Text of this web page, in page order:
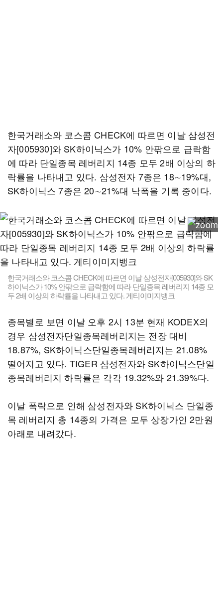
한국거래소와 코스콤 CHECK에 따르면 이날 삼성전
자[005930]와 SK하이닉스가 10% 안팎으로 급락함
에 따라 단일종목 레버리지 14종 모두 2배 이상의 하
락률을 나타내고 있다. 삼성전자 7종은 18∼19%대,
SK하이닉스 7종은 20∼21%대 낙폭을 기록 중이다.
한국거래소와 코스콤 CHECK에 따르면 이날 삼성전자[005930]와 SK
하이닉스가 10% 안팎으로 급락함에 따라 단일종목 레버리지 14종 모
두 2배 이상의 하락률을 나타내고 있다. 게티이미지뱅크
종목별로 보면 이날 오후 2시 13분 현재 KODEX의
경우 삼성전자단일종목레버리지는 전장 대비
18.87%, SK하이닉스단일종목레버리지는 21.08%
떨어지고 있다. TIGER 삼성전자와 SK하이닉스단일
종목레버리지 하락률은 각각 19.32%와 21.39%다.
이날 폭락으로 인해 삼성전자와 SK하이닉스 단일종
목 레버리지 총 14종의 가격은 모두 상장가인 2만원
아래로 내려갔다.